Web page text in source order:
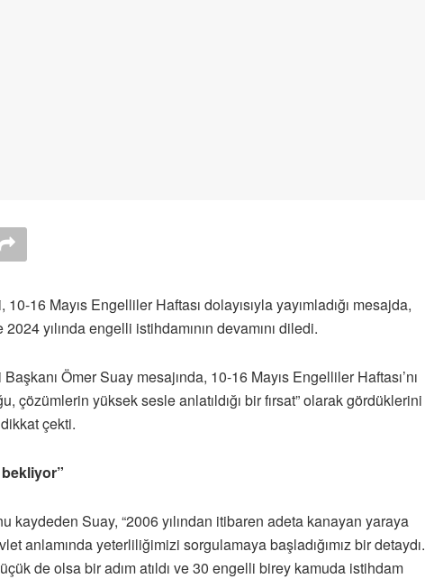
16 Mayıs Engelliler Haftası dolayısıyla yayımladığı mesajda,
yılında engelli istihdamının devamını diledi.
Ömer Suay mesajında, 10-16 Mayıs Engelliler Haftası’nı
çözümlerin yüksek sesle anlatıldığı bir fırsat” olarak gördüklerini
çekti.
kaydeden Suay, “2006 yılından itibaren adeta kanayan yaraya
anlamında yeterliliğimizi sorgulamaya başladığımız bir detaydı.
de olsa bir adım atıldı ve 30 engelli birey kamuda istihdam